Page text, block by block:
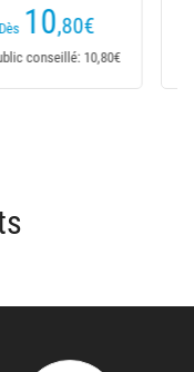
Dès 5,20
Prix public conseillé: 5,20€